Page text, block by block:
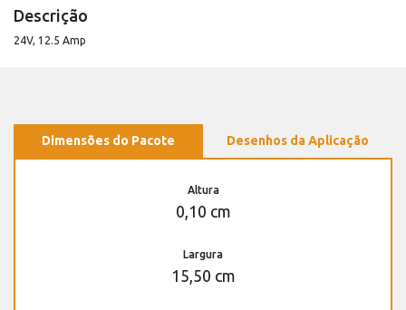
Descrição
24V, 12.5 Amp
Dimensões do Pacote Desenhos da Aplicação
Altura
0,10 cm
Largura
15,50 cm